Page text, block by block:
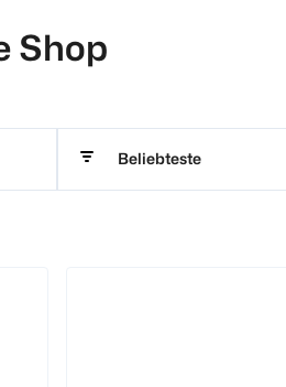
Shop
Beliebteste